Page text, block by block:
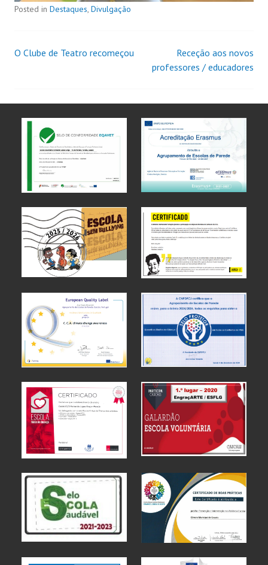
Posted in Destaques, Divulgação
O Clube de Teatro recomeçou
Receção aos novos
professores / educadores